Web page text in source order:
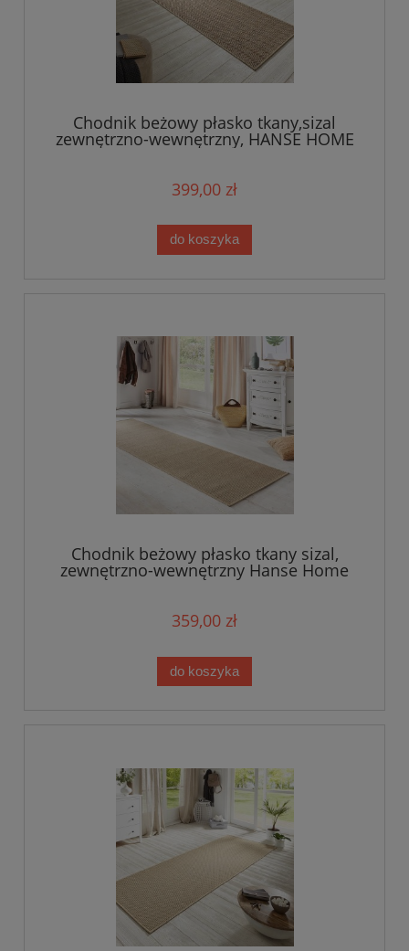
Chodnik beżowy płasko tkany,sizal
zewnętrzno-wewnętrzny, HANSE HOME
80x500cm
399,00 zł
do koszyka
Chodnik beżowy płasko tkany sizal,
zewnętrzno-wewnętrzny Hanse Home
80x450cm
359,00 zł
do koszyka